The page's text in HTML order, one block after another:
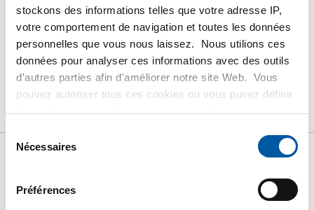
stockons des informations telles que votre adresse IP,
votre comportement de navigation et toutes les données
personnelles que vous nous laissez. Nous utilions ces
données pour analyser ces informations avec des outils
d'autres parties afin d'améliorer notre site Web. Vous
pouvez autoriser tous ces cookies ou vous puvez définir
les cookies vous-même si vous ne souhaitez pas que
plus d'informations sur les cookies que nous conservons
et les parties avec lesquelles nous travaillons dans notre
règlementICI
Sélection
Nécessaires
Préférences
PRODUIT
DESCRIPTION DU PRODUIT
LISTE DE PRIX BRUT
TÉLÉCHARGEMENTS
CARACTÉRISTIQUES
Liste de prix bruts: Tuyau